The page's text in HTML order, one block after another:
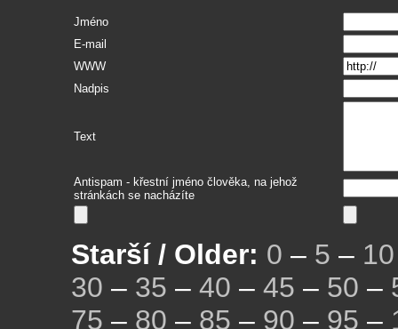
Jméno
E-mail
WWW
Nadpis
Text
Antispam - křestní jméno člověka, na jehož
stránkách se nacházíte
Starší / Older: 0 – 5 – 10
30 – 35 – 40 – 45 – 50 –
75 – 80 – 85 – 90 – 95 –